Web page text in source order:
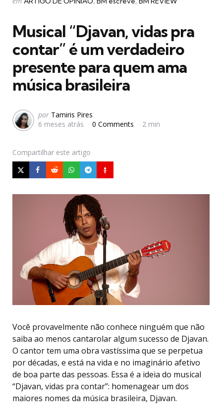
Musical “Djavan, vidas pra
contar” é um verdadeiro
presente para quem ama
música brasileira
Postado
por
por Tamiris Pires
6 meses atrás
0 Comments 2 min
Compartilhar este artigo
Você provavelmente não conhece ninguém que não
saiba ao menos cantarolar algum sucesso de Djavan.
O cantor tem uma obra vastíssima que se perpetua
por décadas, e está na vida e no imaginário afetivo
de boa parte das pessoas. Essa é a ideia do musical
“Djavan, vidas pra contar”: homenagear um dos
maiores nomes da música brasileira, Djavan.